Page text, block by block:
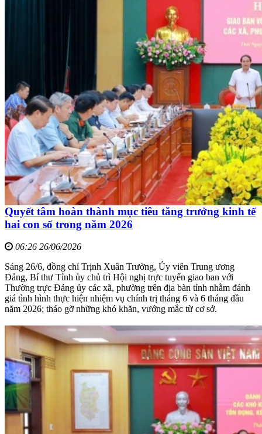
Quyết tâm hoàn thành mục tiêu tăng trưởng kinh tế
hai con số trong năm 2026
06:26 26/06/2026
Sáng 26/6, đồng chí Trịnh Xuân Trường, Ủy viên Trung ương
Đảng, Bí thư Tỉnh ủy chủ trì Hội nghị trực tuyến giao ban với
Thường trực Đảng ủy các xã, phường trên địa bàn tỉnh nhằm đánh
giá tình hình thực hiện nhiệm vụ chính trị tháng 6 và 6 tháng đầu
năm 2026; tháo gỡ những khó khăn, vướng mắc từ cơ sở.